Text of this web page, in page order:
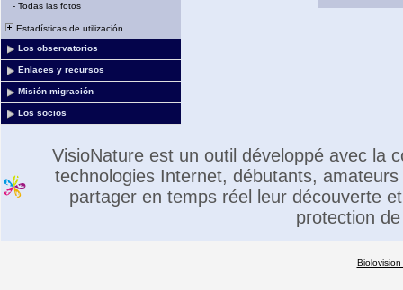
- Todas las fotos
Estadísticas de utilización
Los observatorios
Enlaces y recursos
Misión migración
Los socios
VisioNature est un outil développé avec la
technologies Internet, débutants,
partager en temps réel leur découverte
protection
Biolovision